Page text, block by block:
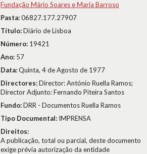
Fundação Mário Soares e Maria Barroso
Pasta:06827.177.27907
Título:Diário de Lisboa
Número: 19421
Ano: 57
Data:Quinta, 4 de Agosto de 1977
Directores:Director: António Ruella Ramos;
Director Adjunto: Fernando Piteira Santos
Fundo:DRR - Documentos Ruella Ramos
Tipo Documental: IMPRENSA
Direitos:
A publicação, total ou parcial, deste documento
exige prévia autorização da entidade